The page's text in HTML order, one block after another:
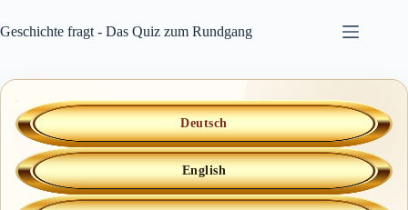
Inhalt
springen
Geschichte fragt - Das Quiz zum Rundgang
Deutsch
English